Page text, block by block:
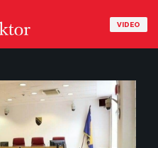
VIDEO